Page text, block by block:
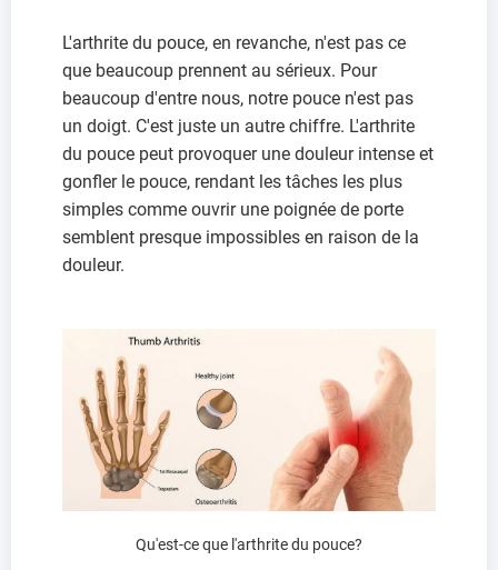
L'arthrite du pouce, en revanche, n'est pas ce
que beaucoup prennent au sérieux. Pour
beaucoup d'entre nous, notre pouce n'est pas
un doigt. C'est juste un autre chiffre. L'arthrite
du pouce peut provoquer une douleur intense et
gonfler le pouce, rendant les tâches les plus
simples comme ouvrir une poignée de porte
semblent presque impossibles en raison de la
douleur.
Qu'est-ce que l'arthrite du pouce?